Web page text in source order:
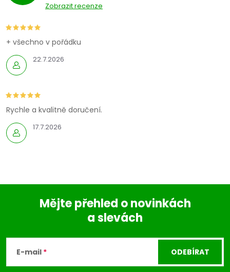
Zobrazit recenze
22.7.2026
+ všechno v pořádku
17.7.2026
Rychle a kvalitně doručení.
Mějte přehled o novinkách
a slevách
E-mail ODEBÍRAT